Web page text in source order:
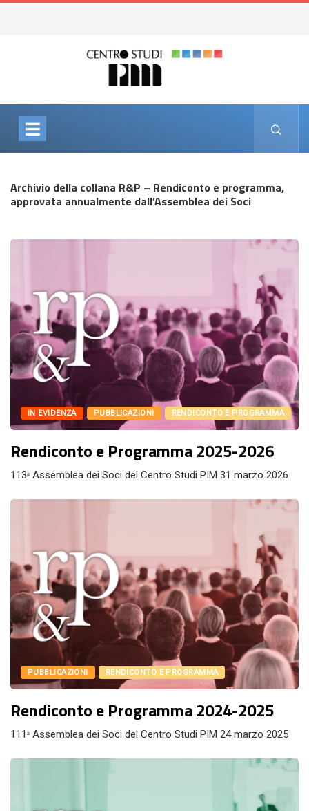
Archivio della collana R&P – Rendiconto e programma,
approvata annualmente dall’Assemblea dei Soci
IN EVIDENZA PUBBLICAZIONI RENDICONTO E PROGRAMMA
Rendiconto e Programma 2025-2026
113ᵃ Assemblea dei Soci del Centro Studi PIM 31 marzo 2026
PUBBLICAZIONI RENDICONTO E PROGRAMMA
Rendiconto e Programma 2024-2025
111ᵃ Assemblea dei Soci del Centro Studi PIM 24 marzo 2025